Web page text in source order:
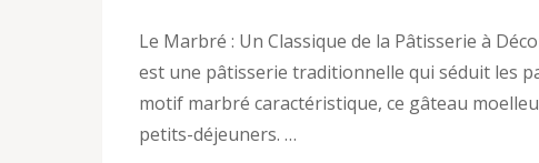
Le Marbré : Un Classique de la Pâtisserie à
est une pâtisserie traditionnelle qui séduit les
motif marbré caractéristique, ce gâteau
petits-déjeuners. …